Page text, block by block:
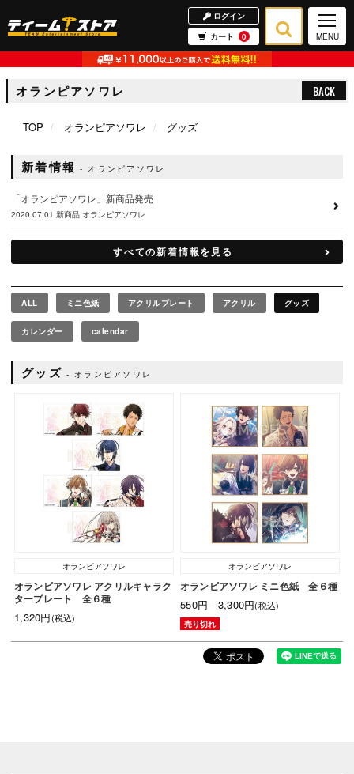
ログイン
カート
0 MENU
オランピアソワレ BACK
TOP オランピアソワレ グッズ
新着情報 オランピアソワレ
「オランピアソワレ」新商品発売
2020.07.01 新商品 オランピアソワレ
すべての新着情報を見る
ALL ミニ色紙 アクリルプレート アクリル グッズ
カレンダー calendar
グッズ オランピアソワレ
オランピアソワレ
オランピアソワレ アクリルキャラク
タープレート 全６種
1,320円(税込)
オランピアソワレ
オランピアソワレ ミニ色紙 全６種
550円 - 3,300円(税込)
売り切れ